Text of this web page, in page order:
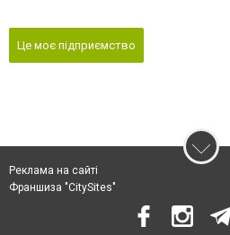
Це моє підприємство
Реклама на сайті
Франшиза "CitySites"